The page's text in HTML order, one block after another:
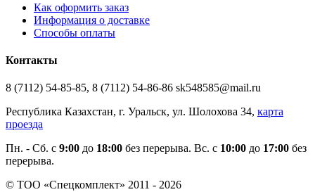
Как оформить заказ
Информация о доставке
Способы оплаты
Контакты
8 (7112) 54-85-85, 8 (7112) 54-86-86 sk548585@mail.ru
Республика Казахстан, г. Уральск, ул. Шолохова 34, карта
проезда
Пн. - Cб. с 9:00 до 18:00 без перерыва. Вс. с 10:00 до 17:00 без
перерыва.
© ТОО «Спецкомплект» 2011 - 2026